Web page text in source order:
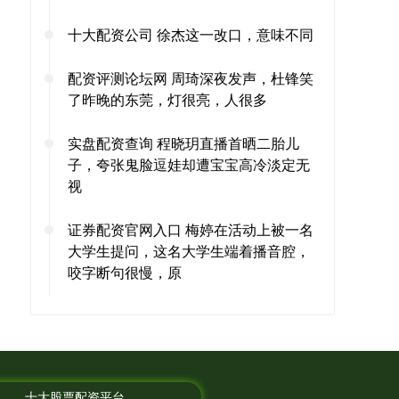
十大配资公司 徐杰这一改口，意味不同
配资评测论坛网 周琦深夜发声，杜锋笑
了昨晚的东莞，灯很亮，人很多
实盘配资查询 程晓玥直播首晒二胎儿
子，夸张鬼脸逗娃却遭宝宝高冷淡定无
视
证券配资官网入口 梅婷在活动上被一名
大学生提问，这名大学生端着播音腔，
咬字断句很慢，原